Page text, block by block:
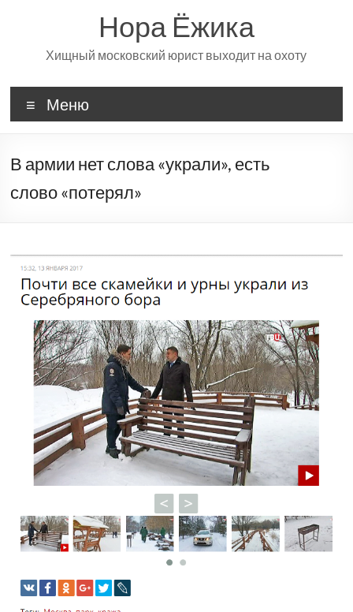
Нора Ёжика
Хищный московский юрист выходит на охоту
Меню
В армии нет слова «украли», есть
слово «потерял»